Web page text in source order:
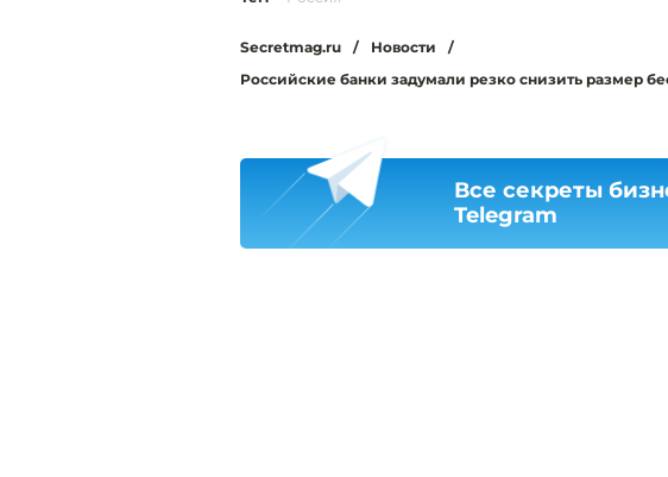
Secretmag.ru / Новости
/
Российские банки задумали резко снизить размер
Все секреты
Telegram